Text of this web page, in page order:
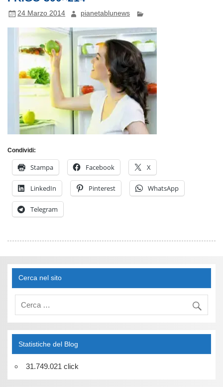
24 Marzo 2014 pianetablunews
Condividi:
Stampa Facebook X
LinkedIn Pinterest WhatsApp
Telegram
Cerca nel sito
Statistiche del Blog
31.749.021 click